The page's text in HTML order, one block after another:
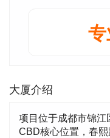
专
大厦介绍
项目位于成都市锦江
CBD核心位置，春熙